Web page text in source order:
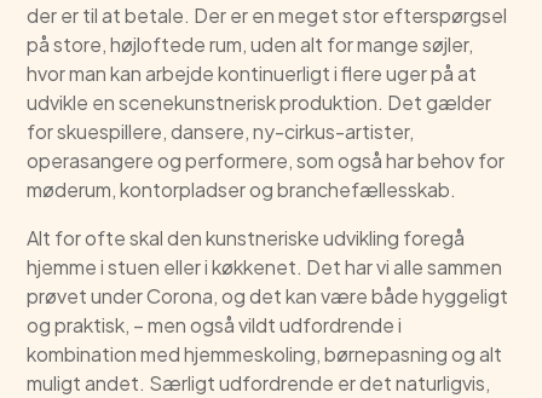
der er til at betale. Der er en meget stor efterspørgsel
på store, højloftede rum, uden alt for mange søjler,
hvor man kan arbejde kontinuerligt i flere uger på at
udvikle en scenekunstnerisk produktion. Det gælder
for skuespillere, dansere, ny-cirkus-artister,
operasangere og performere, som også har behov for
møderum, kontorpladser og branchefællesskab.
Alt for ofte skal den kunstneriske udvikling foregå
hjemme i stuen eller i køkkenet. Det har vi alle sammen
prøvet under Corona, og det kan være både hyggeligt
og praktisk, – men også vildt udfordrende i
kombination med hjemmeskoling, børnepasning og alt
muligt andet. Særligt udfordrende er det naturligvis,